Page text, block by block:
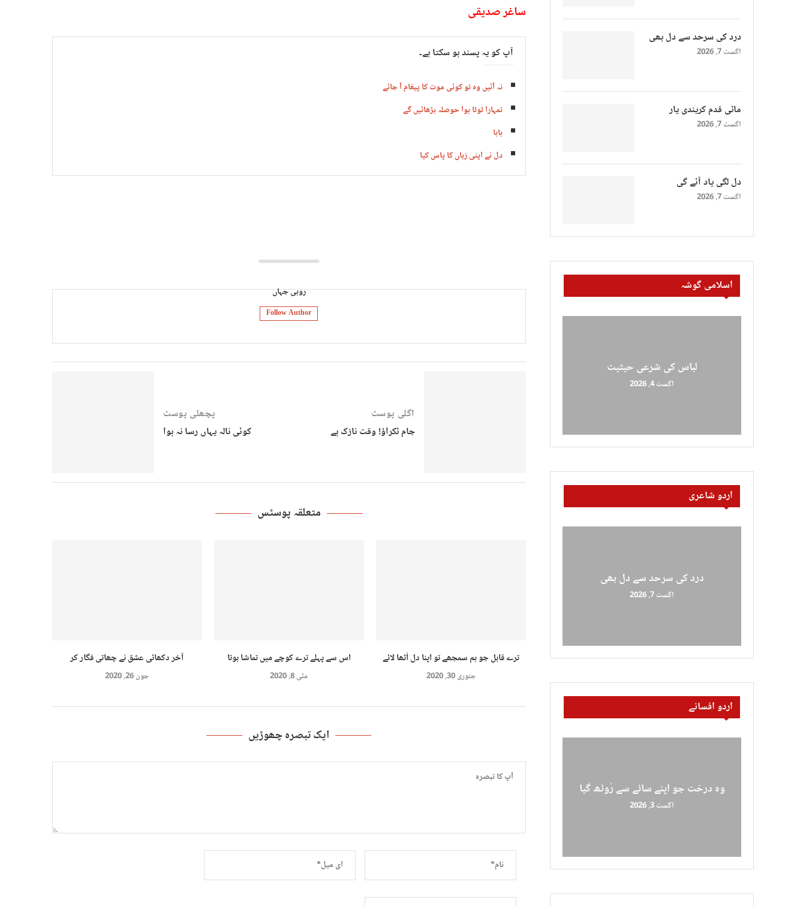
ساغر صدیقی
آپ کو یہ پسند ہو سکتا ہے۔
نہ آئیں وہ تو کوئی موت کا پیغام آ جائے
تمہارا ٹوٹا ہوا حوصلہ بڑھائیں گے
بابا
دل نے اپنی زباں کا پاس کیا
روبی جہاں
Follow Author
اگلی پوسٹ
جام ٹکراؤ! وقت نازک ہے
پچھلی پوسٹ
کوئی نالہ یہاں رسا نہ ہوا
متعلقہ پوسٹس
آخر دکھائی عشق نے چھاتی فگار کر
جون 26, 2020
اس سے پہلے ترے کوچے میں تماشا ہوتا
مئی 8, 2020
ترے قابل جو ہم سمجھے تو اپنا دل اُٹھا لائے
جنوری 30, 2020
ایک تبصرہ چھوڑیں
درد کی سرحد سے دل بھی
اگست 7, 2026
ماٹی قدم کریندی یار
اگست 7, 2026
دل لگی یاد آئے گی
اگست 7, 2026
اسلامی گوشہ
لباس کی شرعی حیثیت
اگست 4, 2026
اردو شاعری
درد کی سرحد سے دل بھی
اگست 7, 2026
اردو افسانے
وہ درخت جو اپنے سائے سے رُوٹھ گیا
اگست 3, 2026